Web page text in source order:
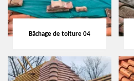
Bâchage de toiture 04